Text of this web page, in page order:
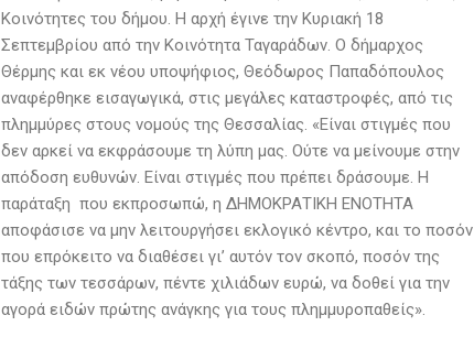
Κοινότητες του δήμου. Η αρχή έγινε την Κυριακή 18
Σεπτεμβρίου από την Κοινότητα Ταγαράδων. Ο δήμαρχος
Θέρμης και εκ νέου υποψήφιος, Θεόδωρος Παπαδόπουλος
αναφέρθηκε εισαγωγικά, στις μεγάλες καταστροφές, από τις
πλημμύρες στους νομούς της Θεσσαλίας. «Είναι στιγμές που
δεν αρκεί να εκφράσουμε τη λύπη μας. Ούτε να μείνουμε στην
απόδοση ευθυνών. Είναι στιγμές που πρέπει δράσουμε. Η
παράταξη που εκπροσωπώ, η ΔΗΜΟΚΡΑΤΙΚΗ ΕΝΟΤΗΤΑ
αποφάσισε να μην λειτουργήσει εκλογικό κέντρο, και το ποσόν
που επρόκειτο να διαθέσει γι’ αυτόν τον σκοπό, ποσόν της
τάξης των τεσσάρων, πέντε χιλιάδων ευρώ, να δοθεί για την
αγορά ειδών πρώτης ανάγκης για τους πλημμυροπαθείς».